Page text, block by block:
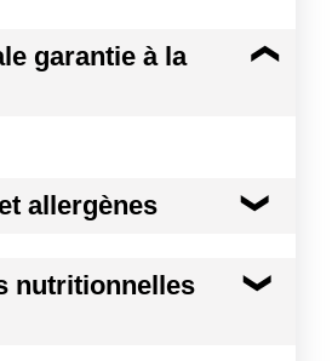
garantie à la
allergènes
brebis (origine France), sel,
ferments lactiques
nutritionnelles